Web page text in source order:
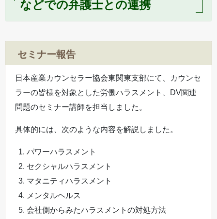
などでの弁護士との連携
セミナー報告
日本産業カウンセラー協会東関東支部にて、カウンセ
ラーの皆様を対象とした労働ハラスメント、DV関連
問題のセミナー講師を担当しました。
具体的には、次のような内容を解説しました。
パワーハラスメント
セクシャルハラスメント
マタニティハラスメント
メンタルヘルス
会社側からみたハラスメントの対処方法